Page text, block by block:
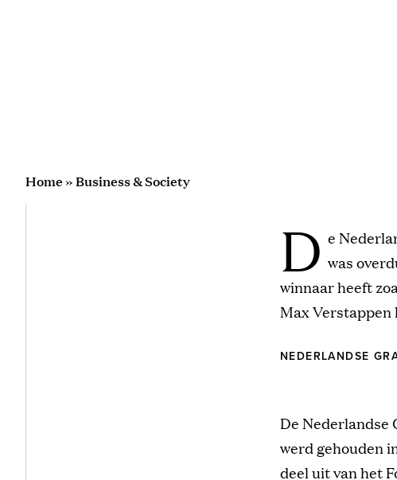
Home»Business & Society
D e
was
winnaar heeft
Max Verstappen
NEDERLANDSE
De Nederlandse
werd gehouden
deel uit van het